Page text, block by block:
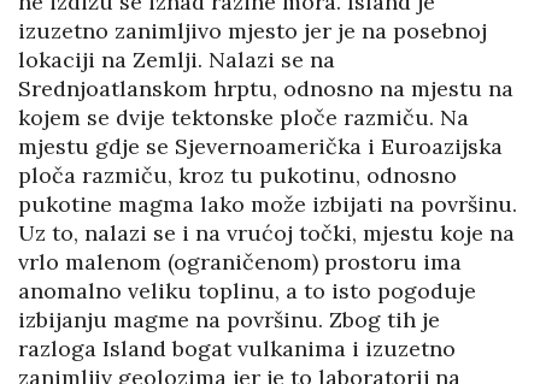
izuzetno zanimljivo mjesto jer je na posebnoj
lokaciji na Zemlji. Nalazi se na
Srednjoatlanskom hrptu, odnosno na mjestu na
kojem se dvije tektonske ploče razmiču. Na
mjestu gdje se Sjevernoamerička i Euroazijska
ploča razmiču, kroz tu pukotinu, odnosno
pukotine magma lako može izbijati na površinu.
Uz to, nalazi se i na vrućoj točki, mjestu koje na
vrlo malenom (ograničenom) prostoru ima
anomalno veliku toplinu, a to isto pogoduje
izbijanju magme na površinu. Zbog tih je
razloga Island bogat vulkanima i izuzetno
zanimljiv geolozima jer je to laboratorij na